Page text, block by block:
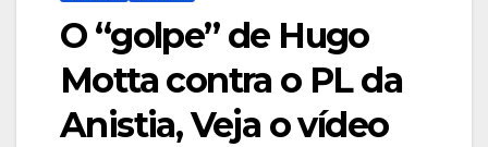
O “golpe” de Hugo
Motta contra o PL da
Anistia, Veja o vídeo